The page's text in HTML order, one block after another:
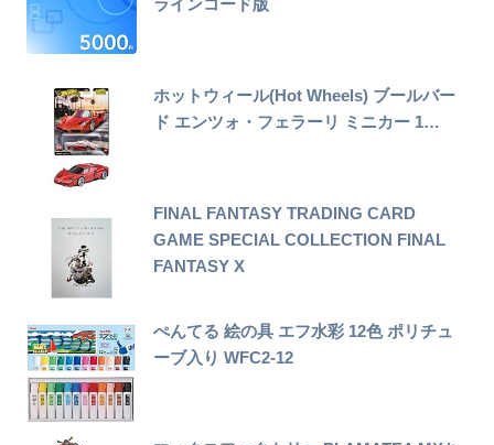
ラインコード版
ホットウィール(Hot Wheels) ブールバー
ド エンツォ・フェラーリ ミニカー 1…
FINAL FANTASY TRADING CARD
GAME SPECIAL COLLECTION FINAL
FANTASY X
ぺんてる 絵の具 エフ水彩 12色 ポリチュ
ーブ入り WFC2-12